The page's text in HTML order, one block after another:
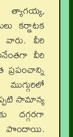
కర్ణాటక
వారు. వీరి
వీరి
ప్రపంచాన్ని
సామాన్య
దగ్గరగా
పొందాయి.